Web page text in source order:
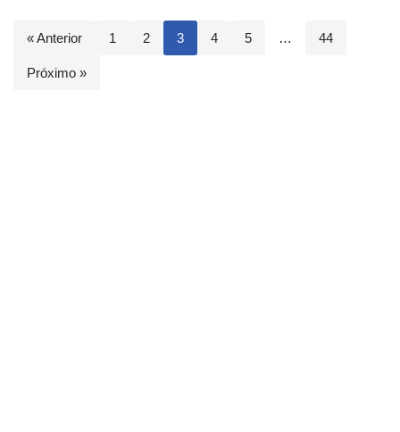
« Anterior 1 2 3 4 5 … 44
Próximo »